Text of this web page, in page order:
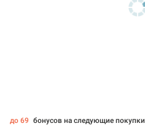
до 69 бонусов на следующие покупки